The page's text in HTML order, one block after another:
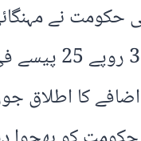
حکومت نے
کی